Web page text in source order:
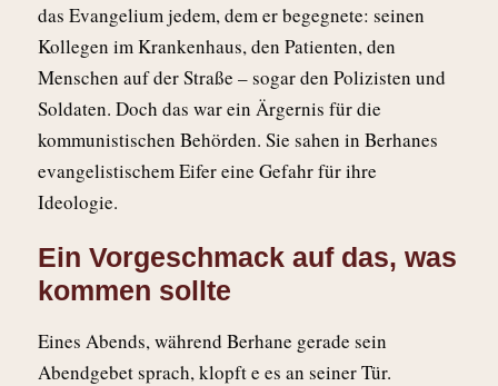
das Evangelium jedem, dem er begegnete: seinen
Kollegen im Krankenhaus, den Patienten, den
Menschen auf der Straße – sogar den Polizisten und
Soldaten. Doch das war ein Ärgernis für die
kommunistischen Behörden. Sie sahen in Berhanes
evangelistischem Eifer eine Gefahr für ihre
Ideologie.
Ein Vorgeschmack auf das, was
kommen sollte
Eines Abends, während Berhane gerade sein
Abendgebet sprach, klopft e es an seiner Tür.